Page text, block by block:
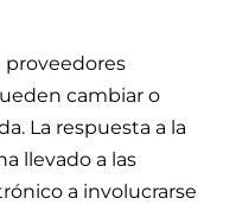
cambiar o
La respuesta a la
llevado a las
a involucrarse